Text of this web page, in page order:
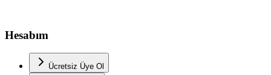
Hesabım
Ücretsiz Üye Ol